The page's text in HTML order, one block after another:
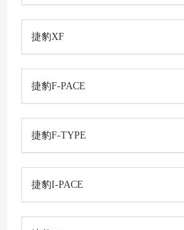
捷豹XF
捷豹F-PACE
捷豹F-TYPE
捷豹I-PACE